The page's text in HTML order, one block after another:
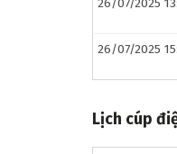
26/07/2025
26/07/2025
Lịch cúp